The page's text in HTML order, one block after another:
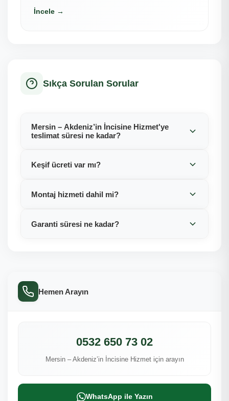
İncele →
Sıkça Sorulan Sorular
Mersin – Akdeniz’in İncisine Hizmet'ye
teslimat süresi ne kadar?
Keşif ücreti var mı?
Montaj hizmeti dahil mi?
Garanti süresi ne kadar?
Hemen Arayın
0532 650 73 02
Mersin – Akdeniz’in İncisine Hizmet için arayın
WhatsApp ile Yazın